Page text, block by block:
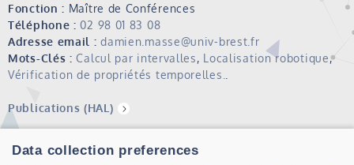
Fonction : Maître de Conférences
Téléphone : 02 98 01 83 08
Adresse email : damien.masse@univ-brest.fr
Mots-Clés : Calcul par intervalles, Localisation robotique,
Vérification de propriétés temporelles.
Publications (HAL)
Data collection preferences